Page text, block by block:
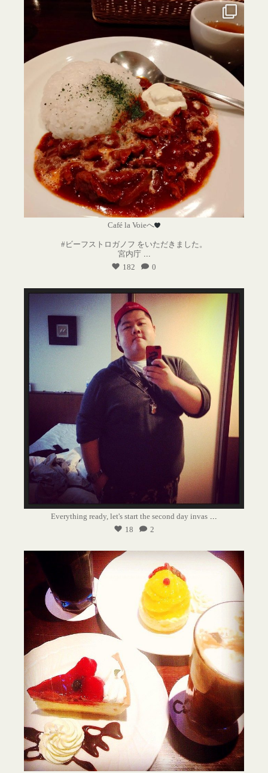
Café la Voieへ
#ビーフストロガノフ をいただきました。
宮内庁
182
0
Everything ready, let's start the second day invas
18
2